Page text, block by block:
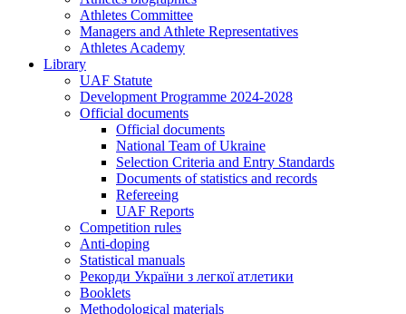
Athletes Committee
Managers and Athlete Representatives
Athletes Academy
Library
UAF Statute
Development Programme 2024-2028
Official documents
Official documents
National Team of Ukraine
Selection Criteria and Entry Standards
Documents of statistics and records
Refereeing
UAF Reports
Competition rules
Anti-doping
Statistical manuals
Рекорди України з легкої атлетики
Booklets
Methodological materials